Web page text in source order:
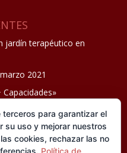
jardín terapéutico en
2021
14 de junio
Cuídate +
para garantizar el
su uso y mejorar nuestros
cookies, rechazar las no
Política de